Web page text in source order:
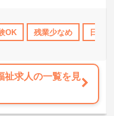
資格取得サポート 研修制
OK 残業少なめ 日勤
祉求人の一覧を見